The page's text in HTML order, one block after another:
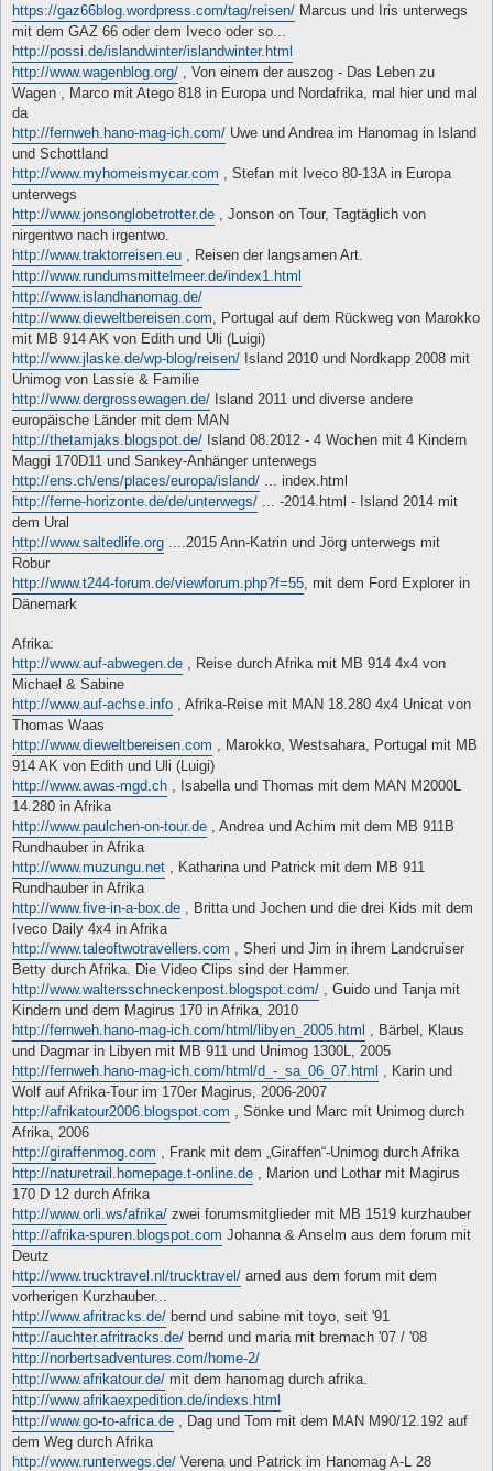
https://gaz66blog.wordpress.com/tag/reisen/ Marcus und Iris unterwegs
mit dem GAZ 66 oder dem Iveco oder so...
http://possi.de/islandwinter/islandwinter.html
http://www.wagenblog.org/ , Von einem der auszog - Das Leben zu
Wagen , Marco mit Atego 818 in Europa und Nordafrika, mal hier und mal
da
http://fernweh.hano-mag-ich.com/ Uwe und Andrea im Hanomag in Island
und Schottland
http://www.myhomeismycar.com , Stefan mit Iveco 80-13A in Europa
unterwegs
http://www.jonsonglobetrotter.de , Jonson on Tour, Tagtäglich von
nirgentwo nach irgentwo.
http://www.traktorreisen.eu , Reisen der langsamen Art.
http://www.rundumsmittelmeer.de/index1.html
http://www.islandhanomag.de/
http://www.dieweltbereisen.com , Portugal auf dem Rückweg von Marokko
mit MB 914 AK von Edith und Uli (Luigi)
http://www.jlaske.de/wp-blog/reisen/ Island 2010 und Nordkapp 2008 mit
Unimog von Lassie & Familie
http://www.dergrossewagen.de/ Island 2011 und diverse andere
europäische Länder mit dem MAN
http://thetamjaks.blogspot.de/ Island 08.2012 - 4 Wochen mit 4 Kindern
Maggi 170D11 und Sankey-Anhänger unterwegs
http://ens.ch/ens/places/europa/island/ ... index.html
http://ferne-horizonte.de/de/unterwegs/ ... -2014.html - Island 2014 mit
dem Ural
http://www.saltedlife.org ....2015 Ann-Katrin und Jörg unterwegs mit
Robur
http://www.t244-forum.de/viewforum.php?f=55 , mit dem Ford Explorer in
Dänemark
Afrika:
http://www.auf-abwegen.de , Reise durch Afrika mit MB 914 4x4 von
Michael & Sabine
http://www.auf-achse.info , Afrika-Reise mit MAN 18.280 4x4 Unicat von
Thomas Waas
http://www.dieweltbereisen.com , Marokko, Westsahara, Portugal mit MB
914 AK von Edith und Uli (Luigi)
http://www.awas-mgd.ch , Isabella und Thomas mit dem MAN M2000L
14.280 in Afrika
http://www.paulchen-on-tour.de , Andrea und Achim mit dem MB 911B
Rundhauber in Afrika
http://www.muzungu.net , Katharina und Patrick mit dem MB 911
Rundhauber in Afrika
http://www.five-in-a-box.de , Britta und Jochen und die drei Kids mit dem
Iveco Daily 4x4 in Afrika
http://www.taleoftwotravellers.com , Sheri und Jim in ihrem Landcruiser
Betty durch Afrika. Die Video Clips sind der Hammer.
http://www.waltersschneckenpost.blogspot.com/ , Guido und Tanja mit
Kindern und dem Magirus 170 in Afrika, 2010
http://fernweh.hano-mag-ich.com/html/libyen_2005.html
, Bärbel, Klaus
und Dagmar in Libyen mit MB 911 und Unimog 1300L, 2005
http://fernweh.hano-mag-ich.com/html/d_-_sa_06_07.html
, Karin und
Wolf auf Afrika-Tour im 170er Magirus, 2006-2007
http://afrikatour2006.blogspot.com , Sönke und Marc mit Unimog durch
Afrika, 2006
http://giraffenmog.com , Frank mit dem „Giraffen“-Unimog durch Afrika
http://naturetrail.homepage.t-online.de , Marion und Lothar mit Magirus
170 D 12 durch Afrika
http://www.orli.ws/afrika/ zwei forumsmitglieder mit MB 1519 kurzhauber
http://afrika-spuren.blogspot.com Johanna & Anselm aus dem forum mit
Deutz
http://www.trucktravel.nl/trucktravel/ arned aus dem forum mit dem
vorherigen Kurzhauber...
http://www.afritracks.de/ bernd und sabine mit toyo, seit '91
http://auchter.afritracks.de/ bernd und maria mit bremach '07 / '08
http://norbertsadventures.com/home-2/
http://www.afrikatour.de/ mit dem hanomag durch afrika.
http://www.afrikaexpedition.de/indexs.html
http://www.go-to-africa.de , Dag und Tom mit dem MAN M90/12.192 auf
dem Weg durch Afrika
http://www.runterwegs.de/ Verena und Patrick im Hanomag A-L 28